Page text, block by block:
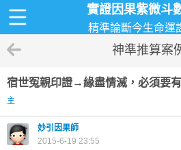
實證因果紫微斗
精準論斷今生命運
神準推算案
宿世冤親印證→緣盡情滅，必須要
主
妙引因果師
2015-6-19 23:55